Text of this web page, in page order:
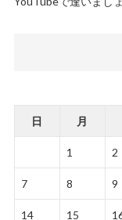
日
月
1 2
7 8 9
14 15